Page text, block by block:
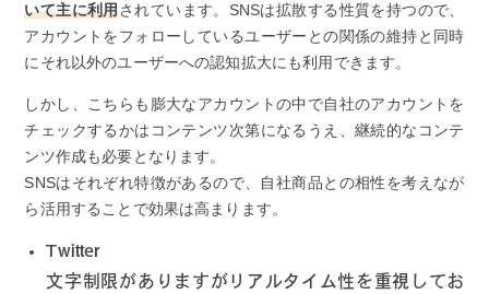
いて主に利用されています。SNSは拡散する性質を持つので、
アカウントをフォローしているユーザーとの関係の維持と同時
にそれ以外のユーザーへの認知拡大にも利用できます。
しかし、こちらも膨大なアカウントの中で自社のアカウントを
チェックするかはコンテンツ次第になるうえ、継続的なコンテ
ンツ作成も必要となります。
SNSはそれぞれ特徴があるので、自社商品との相性を考えなが
ら活用することで効果は高まります。
Twitter
文字制限がありますがリアルタイム性を重視してお